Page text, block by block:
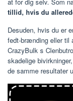
at for dig selv. Som
tillid, hvis du
Desuden, hvis du er
fedt-brænding eller til
CrazyBulk s
skadelige
de samme resultater